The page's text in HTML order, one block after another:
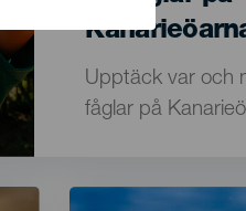
Texto
para
Upptäck var och
fåglar på
Imagen
Imagen